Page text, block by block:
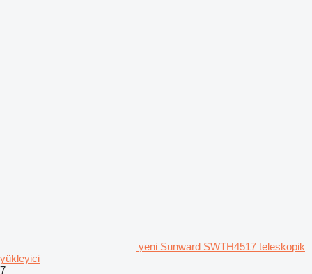
yeni Sunward SWTH4517 teleskopik
yükleyici
7